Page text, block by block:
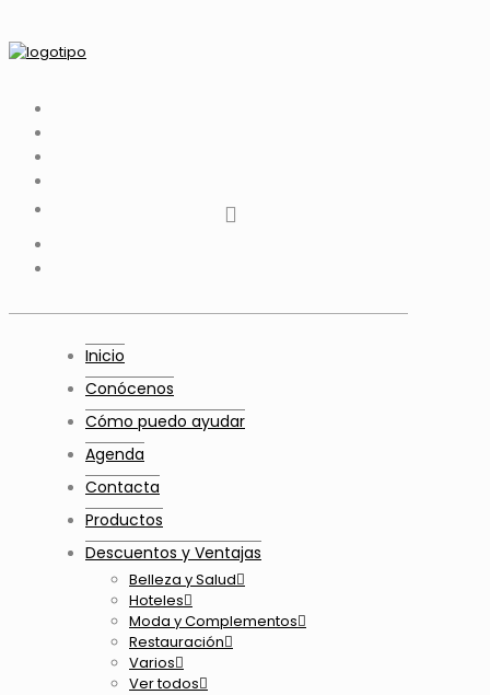
Youtube
Inicio
Conócenos
Cómo puedo ayudar
Agenda
Contacta
Productos
Descuentos y Ventajas
Belleza y Salud
Hoteles
Moda y Complementos
Restauración
Varios
Ver todos